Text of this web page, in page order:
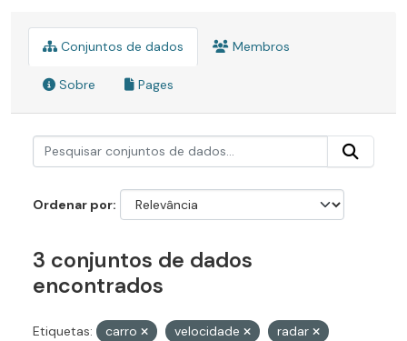
Conjuntos de dados Membros
Sobre Pages
Ordenar por
3 conjuntos de dados
encontrados
Etiquetas: carro velocidade
radar